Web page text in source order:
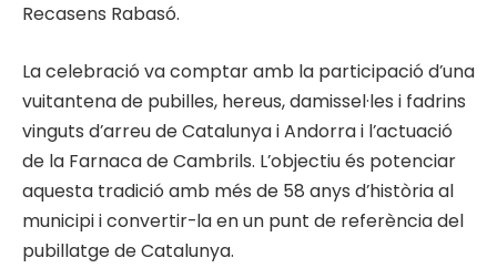
Recasens Rabasó.
La celebració va comptar amb la participació d’una
vuitantena de pubilles, hereus, damissel·les i fadrins
vinguts d’arreu de Catalunya i Andorra i l’actuació
de la Farnaca de Cambrils. L’objectiu és potenciar
aquesta tradició amb més de 58 anys d’història al
municipi i convertir-la en un punt de referència del
pubillatge de Catalunya.